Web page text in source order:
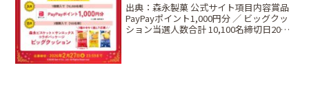
出典：森永製菓 公式サイト項目内容賞品
PayPayポイント1,000円分 ／ ビッグクッ
ション当選人数合計 10,100名締切日2026